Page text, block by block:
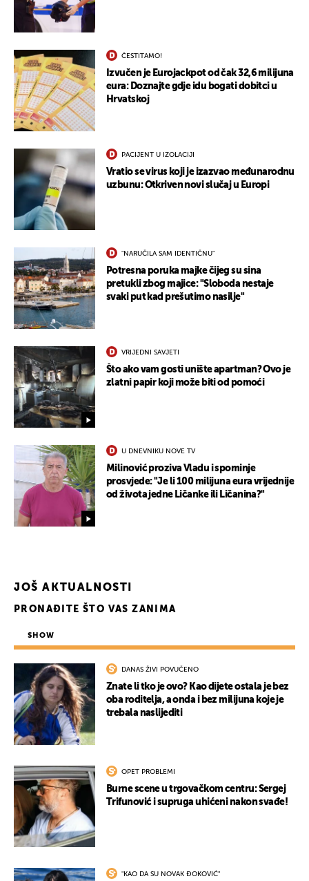
ČESTITAMO!
Izvučen je Eurojackpot od čak 32,6 milijuna
eura: Doznajte gdje idu bogati dobitci u
Hrvatskoj
PACIJENT U IZOLACIJI
Vratio se virus koji je izazvao međunarodnu
uzbunu: Otkriven novi slučaj u Europi
"NARUČILA SAM IDENTIČNU"
Potresna poruka majke čijeg su sina
pretukli zbog majice: "Sloboda nestaje
svaki put kad prešutimo nasilje"
VRIJEDNI SAVJETI
Što ako vam gosti unište apartman? Ovo je
zlatni papir koji može biti od pomoći
U DNEVNIKU NOVE TV
Milinović proziva Vladu i spominje
prosvjede: "Je li 100 milijuna eura vrijednije
od života jedne Ličanke ili Ličanina?"
JOŠ AKTUALNOSTI
PRONAĐITE ŠTO VAS ZANIMA
SHOW
DANAS ŽIVI POVUČENO
Znate li tko je ovo? Kao dijete ostala je bez
oba roditelja, a onda i bez milijuna koje je
trebala naslijediti
OPET PROBLEMI
Burne scene u trgovačkom centru: Sergej
Trifunović i supruga uhićeni nakon svađe!
"KAO DA SU NOVAK ĐOKOVIĆ"